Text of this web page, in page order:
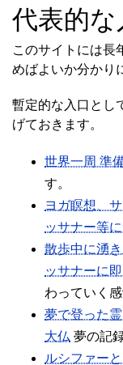
代表的な
このサイトには長
めばよいか分かり
暫定的な入口とし
げておきます。
世界一周 準
す。
ヨガ瞑想、
ッサナー等
散歩中に湧
ッサナーに
わっていく
夢で登った
大仏 夢の記
ルシファー